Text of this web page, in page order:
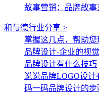
故事营销：品牌故事
和与德行业分享 >
掌握这几点，帮助
品牌设计-企业的视
品牌设计有什么技巧
说说品牌LOGO设计
码一码品牌设计的步